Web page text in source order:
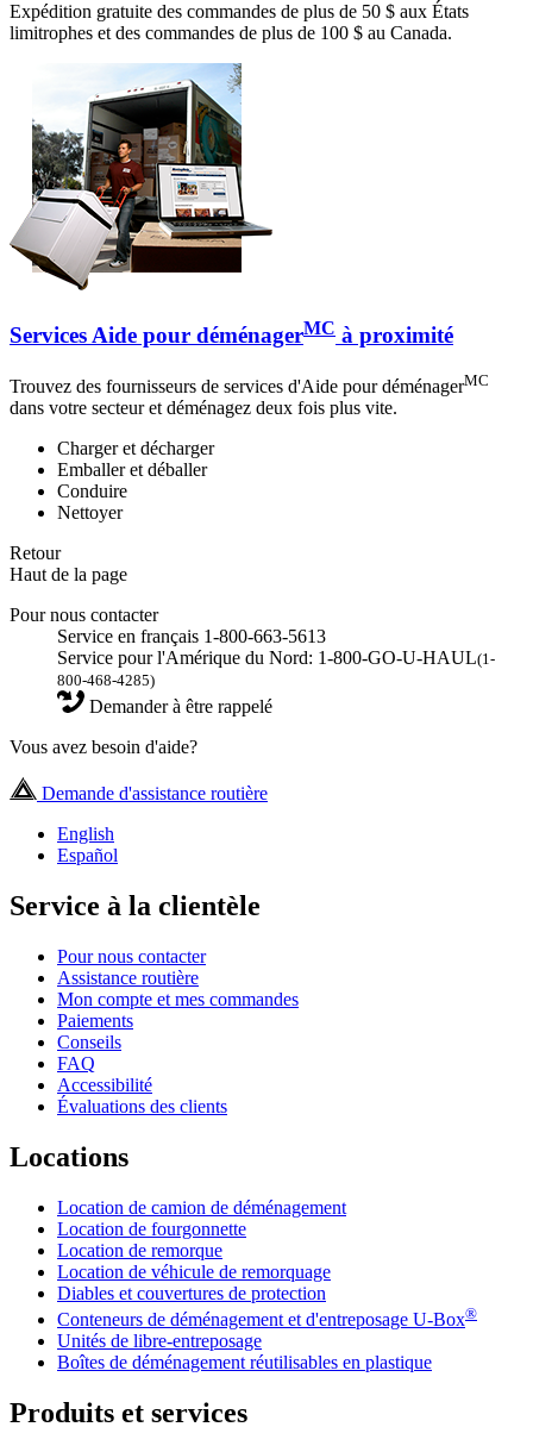
Expédition gratuite des commandes de plus de 50 $ aux États
limitrophes et des commandes de plus de 100 $ au Canada.
Services Aide pour déménagerMC à proximité
Trouvez des fournisseurs de services d'Aide pour déménagerMC
dans votre secteur et déménagez deux fois plus vite.
Charger et décharger
Emballer et déballer
Conduire
Nettoyer
Retour
Haut de la page
Pour nous contacter
Service en français 1-800-663-5613
Service pour l'Amérique du Nord: 1-800-GO-U-HAUL(1-
800-468-4285)
Demander à être rappelé
Vous avez besoin d'aide?
Demande d'assistance routière
English
Español
Service à la clientèle
Pour nous contacter
Assistance routière
Mon compte et mes commandes
Paiements
Conseils
FAQ
Accessibilité
Évaluations des clients
Locations
Location de camion de déménagement
Location de fourgonnette
Location de remorque
Location de véhicule de remorquage
Diables et couvertures de protection
Conteneurs de déménagement et d'entreposage U-Box®
Unités de libre-entreposage
Boîtes de déménagement réutilisables en plastique
Produits et services